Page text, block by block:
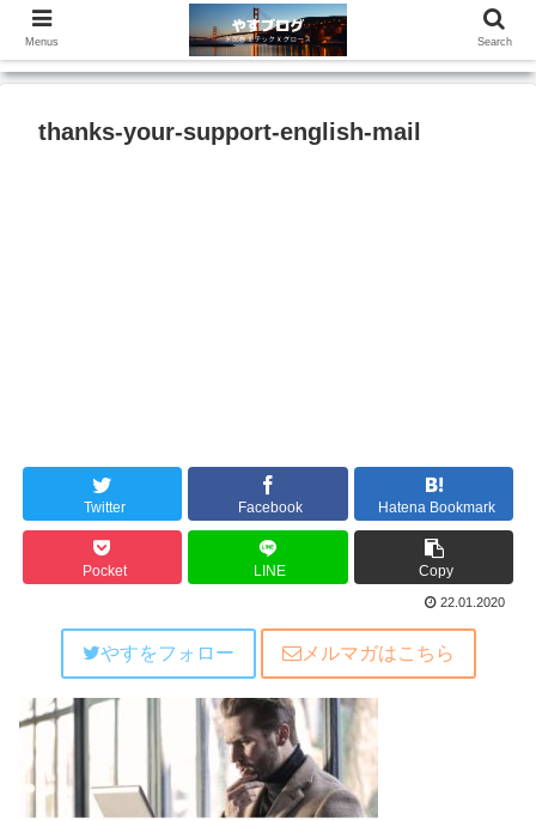
thanks-your-support-english-mail
Twitter Facebook Hatena Bookmark
Pocket LINE Copy
22.01.2020
やすをフォロー メルマガはこちら
Menus Search